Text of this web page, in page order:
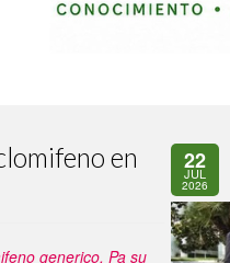
en
generico. Pa su
22
JUL
2026